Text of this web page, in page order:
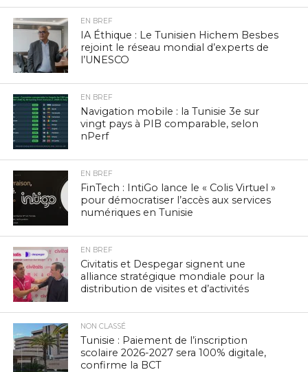
EN BREF
IA Éthique : Le Tunisien Hichem Besbes
rejoint le réseau mondial d’experts de
l’UNESCO
EN BREF
Navigation mobile : la Tunisie 3e sur
vingt pays à PIB comparable, selon
nPerf
EN BREF
FinTech : IntiGo lance le « Colis Virtuel »
pour démocratiser l’accès aux services
numériques en Tunisie
EN BREF
Civitatis et Despegar signent une
alliance stratégique mondiale pour la
distribution de visites et d’activités
NON CLASSÉ
Tunisie : Paiement de l’inscription
scolaire 2026-2027 sera 100% digitale,
confirme la BCT